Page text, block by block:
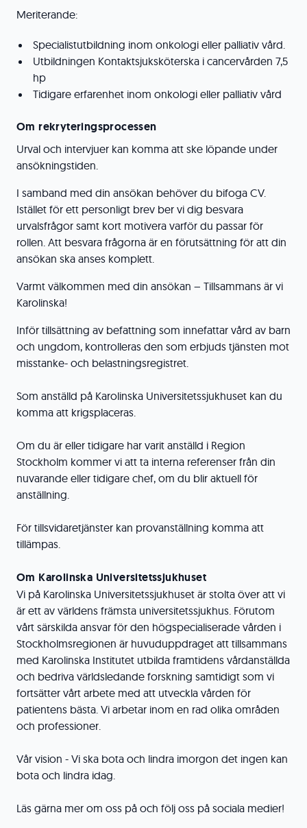
Meriterande:
Specialistutbildning inom onkologi eller palliativ vård.
Utbildningen Kontaktsjuksköterska i cancervården 7,5
hp
Tidigare erfarenhet inom onkologi eller palliativ vård
Om rekryteringsprocessen
Urval och intervjuer kan komma att ske löpande under
ansökningstiden.
I samband med din ansökan behöver du bifoga CV.
Istället för ett personligt brev ber vi dig besvara
urvalsfrågor samt kort motivera varför du passar för
rollen. Att besvara frågorna är en förutsättning för att din
ansökan ska anses komplett.
Varmt välkommen med din ansökan – Tillsammans är vi
Karolinska!
Inför tillsättning av befattning som innefattar vård av barn
och ungdom, kontrolleras den som erbjuds tjänsten mot
misstanke- och belastningsregistret.
Som anställd på Karolinska Universitetssjukhuset kan du
komma att krigsplaceras.
Om du är eller tidigare har varit anställd i Region
Stockholm kommer vi att ta interna referenser från din
nuvarande eller tidigare chef, om du blir aktuell för
anställning.
För tillsvidaretjänster kan provanställning komma att
tillämpas.
Om Karolinska Universitetssjukhuset
Vi på Karolinska Universitetssjukhuset är stolta över att vi
är ett av världens främsta universitetssjukhus. Förutom
vårt särskilda ansvar för den högspecialiserade vården i
Stockholmsregionen är huvuduppdraget att tillsammans
med Karolinska Institutet utbilda framtidens vårdanställda
och bedriva världsledande forskning samtidigt som vi
fortsätter vårt arbete med att utveckla vården för
patientens bästa. Vi arbetar inom en rad olika områden
och professioner.
Vår vision - Vi ska bota och lindra imorgon det ingen kan
bota och lindra idag.
Läs gärna mer om oss på och följ oss på sociala medier!